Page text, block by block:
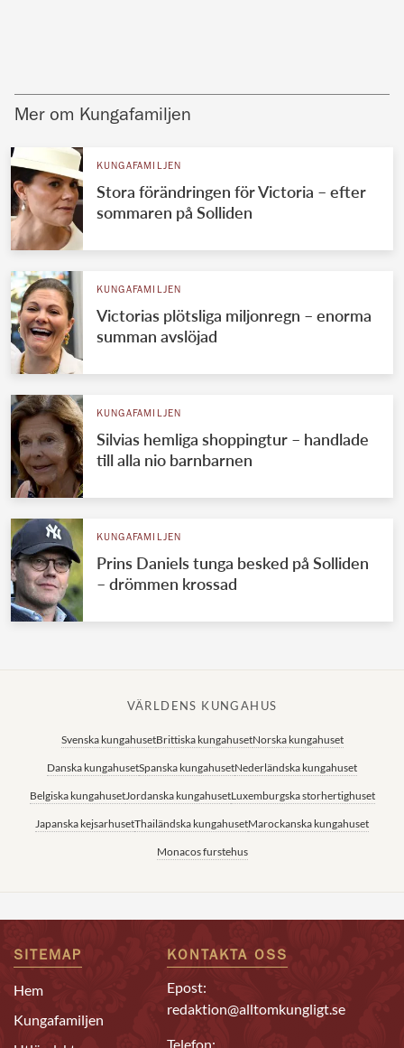
Mer om Kungafamiljen
KUNGAFAMILJEN
Stora förändringen för Victoria – efter
sommaren på Solliden
KUNGAFAMILJEN
Victorias plötsliga miljonregn – enorma
summan avslöjad
KUNGAFAMILJEN
Silvias hemliga shoppingtur – handlade
till alla nio barnbarnen
KUNGAFAMILJEN
Prins Daniels tunga besked på Solliden
– drömmen krossad
VÄRLDENS KUNGAHUS
Svenska kungahusetBrittiska kungahusetNorska kungahuset
Danska kungahusetSpanska kungahusetNederländska kungahuset
Belgiska kungahusetJordanska kungahusetLuxemburgska storhertighuset
Japanska kejsarhusetThailändska kungahusetMarockanska kungahuset
Monacos furstehus
SITEMAP
Hem
Kungafamiljen
KONTAKTA OSS
Epost:
redaktion@alltomkungligt.se
Telefon: